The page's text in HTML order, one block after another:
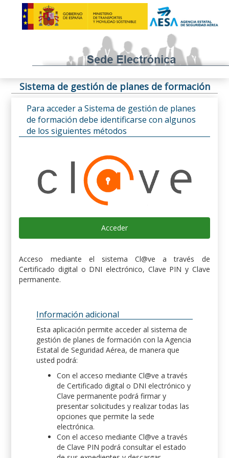
Sistema de gestión de planes de formación
Para acceder a Sistema de gestión de planes
de formación debe identificarse con algunos
de los siguientes métodos
Acceder
Acceso mediante el sistema Cl@ve a través de
Certificado digital o DNI electrónico, Clave PIN y Clave
permanente.
Información adicional
Esta aplicación permite acceder al sistema de
gestión de planes de formación con la Agencia
Estatal de Seguridad Aérea, de manera que
usted podrá:
Con el acceso mediante Cl@ve a través
de Certificado digital o DNI electrónico y
Clave permanente podrá firmar y
presentar solicitudes y realizar todas las
opciones que permite la sede
electrónica.
Con el acceso mediante Cl@ve a través
de Clave PIN podrá consultar el estado